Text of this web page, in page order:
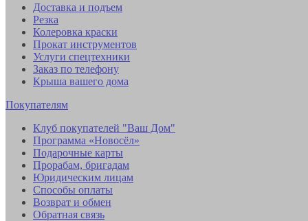
Доставка и подъем
Резка
Колеровка краски
Прокат инструментов
Услуги спецтехники
Заказ по телефону
Крыша вашего дома
Покупателям
Клуб покупателей "Ваш Дом"
Программа «Новосёл»
Подарочные карты
Прорабам, бригадам
Юридическим лицам
Способы оплаты
Возврат и обмен
Обратная связь